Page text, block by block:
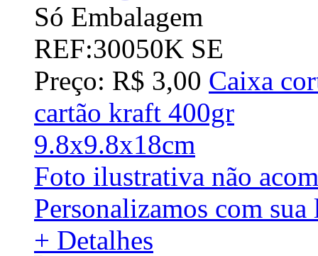
Só Embalagem
REF:30050K SE
Preço: R$ 3,00 Caixa
cartão kraft 400gr
9.8x9.8x18cm
Foto ilustrativa não
Personalizamos com
+ Detalhes